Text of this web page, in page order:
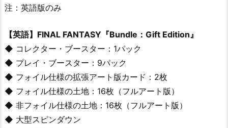
注：英語版のみ
【英語】FINAL FANTASY『Bundle：Gift Edition』
◆ コレクター・ブースター：1パック
◆ プレイ・ブースター：9パック
◆ フォイル仕様の拡張アート版カード：2枚
◆ フォイル仕様の土地：16枚（フルアート版）
◆ 非フォイル仕様の土地：16枚（フルアート版）
◆ 大型スピンダウン